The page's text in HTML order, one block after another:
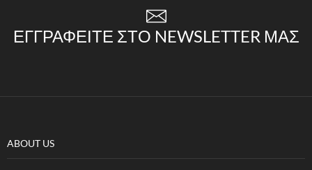
ΕΓΓΡΑΦΕΊΤΕ ΣΤΟ NEWSLETTER ΜΑΣ
ABOUT US